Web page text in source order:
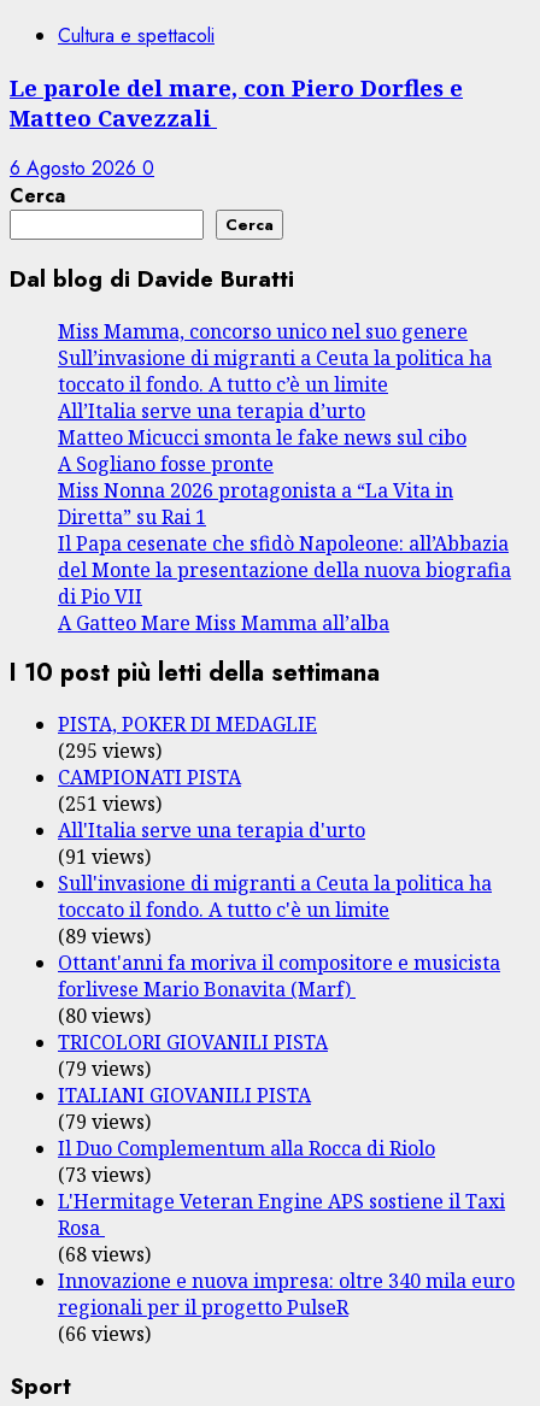
Cultura e spettacoli
Le parole del mare, con Piero Dorfles e
Matteo Cavezzali
6 Agosto 2026 0
Cerca
Cerca
Dal blog di Davide Buratti
Miss Mamma, concorso unico nel suo genere
Sull’invasione di migranti a Ceuta la politica ha
toccato il fondo. A tutto c’è un limite
All’Italia serve una terapia d’urto
Matteo Micucci smonta le fake news sul cibo
A Sogliano fosse pronte
Miss Nonna 2026 protagonista a “La Vita in
Diretta” su Rai 1
Il Papa cesenate che sfidò Napoleone: all’Abbazia
del Monte la presentazione della nuova biografia
di Pio VII
A Gatteo Mare Miss Mamma all’alba
I 10 post più letti della settimana
PISTA, POKER DI MEDAGLIE
(295 views)
CAMPIONATI PISTA
(251 views)
All'Italia serve una terapia d'urto
(91 views)
Sull'invasione di migranti a Ceuta la politica ha
toccato il fondo. A tutto c'è un limite
(89 views)
Ottant'anni fa moriva il compositore e musicista
forlivese Mario Bonavita (Marf)
(80 views)
TRICOLORI GIOVANILI PISTA
(79 views)
ITALIANI GIOVANILI PISTA
(79 views)
Il Duo Complementum alla Rocca di Riolo
(73 views)
L'Hermitage Veteran Engine APS sostiene il Taxi
Rosa
(68 views)
Innovazione e nuova impresa: oltre 340 mila euro
regionali per il progetto PulseR
(66 views)
Sport